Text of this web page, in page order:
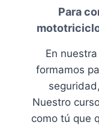
Para
En
formamos
Nuestro
como tú que